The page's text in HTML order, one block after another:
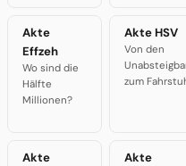
Akte
Effzeh
Wo sind die
Hälfte
Millionen?
Akte HSV
Von den
zum
Akte
Akte